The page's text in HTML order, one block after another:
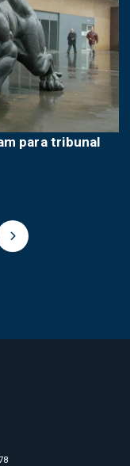
para tribunal